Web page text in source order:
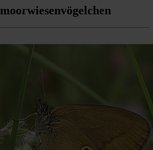
moorwiesenvögelchen